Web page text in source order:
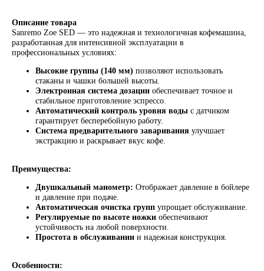
Описание товара
Sanremo Zoe SED — это надежная и технологичная кофемашина,
разработанная для интенсивной эксплуатации в
профессиональных условиях:
Высокие группы (140 мм) позволяют использовать
стаканы и чашки большей высоты.
Электронная система дозации обеспечивает точное и
стабильное приготовление эспрессо.
Автоматический контроль уровня воды с датчиком
гарантирует бесперебойную работу.
Система предварительного заваривания улучшает
экстракцию и раскрывает вкус кофе.
Преимущества:
Двушкальный манометр: Отображает давление в бойлере
и давление при подаче.
Автоматическая очистка групп упрощает обслуживание.
Регулируемые по высоте ножки обеспечивают
устойчивость на любой поверхности.
Простота в обслуживании и надежная конструкция.
Особенности:
НА НАШУ
Я соглашаюсь на обработку персональных данных